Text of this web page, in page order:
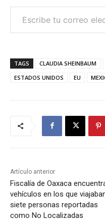
Escribe tu correo electrónico…
TAGS CLAUDIA SHEINBAUM
ESTADOS UNIDOS
EU
Artículo anterior
Fiscalía de Oaxaca
vehículos en los que
siete personas reportadas
como No Localizadas